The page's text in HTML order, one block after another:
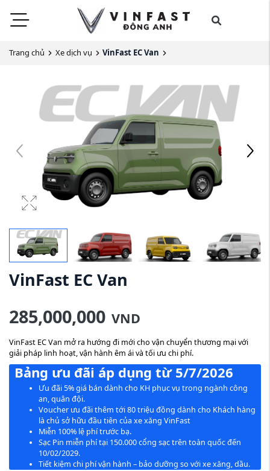
Trang chủ Xe dịch vụ VinFast EC Van
VinFast EC Van
285,000,000 VND
VinFast EC Van mở ra hướng đi mới cho vận chuyển thương mại với
giải pháp linh hoạt, vận hành êm ái và tối ưu chi phí.
Bảng ưu đãi áp dụng từ 5/7/2026
Ưu đãi 5% giá bán dành cho KH phục vụ trong ngành công
an, quân đội.
Voucher ưu đãi thêm tới 80 triệu đồng dành cho Khách hàng
là chủ sở hữu đầu tiên của xe xăng VinFast
Miễn 100% lệ phí trước bạ.
Sạc Pin miễn phí tại 150.000 cổng sạc trên toàn quốc đến
10/02/2029.
Tiết kiệm chi phí vận hành – bảo dưỡng so với xe xăng, dầu.